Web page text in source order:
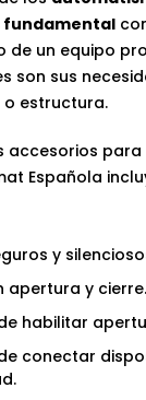
fundamental
de un equipo
son sus
estructura.
accesorios
Española
y
apertura y cierre.
habilitar
conectar